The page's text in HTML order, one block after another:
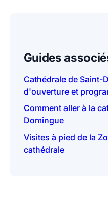
Guides
Cathédrale de Saint-
d'ouverture et
Comment aller à la
Domingue
Visites à pied de la
cathédrale